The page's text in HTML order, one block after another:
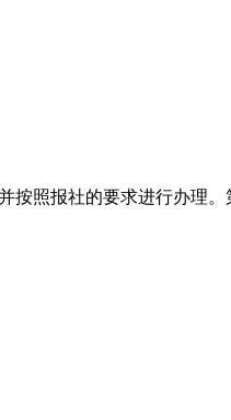
照报社的要求进行办理